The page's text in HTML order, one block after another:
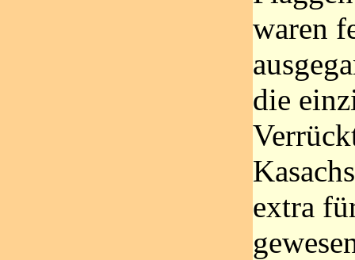
waren
die
extra